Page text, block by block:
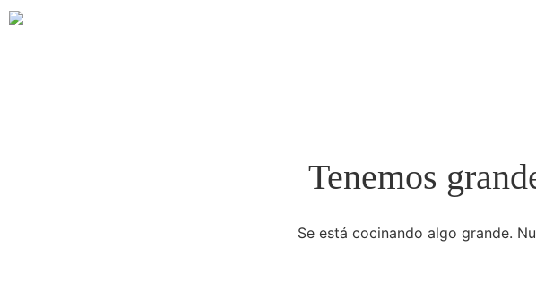
Tenemos
Se está cocinando algo grande.